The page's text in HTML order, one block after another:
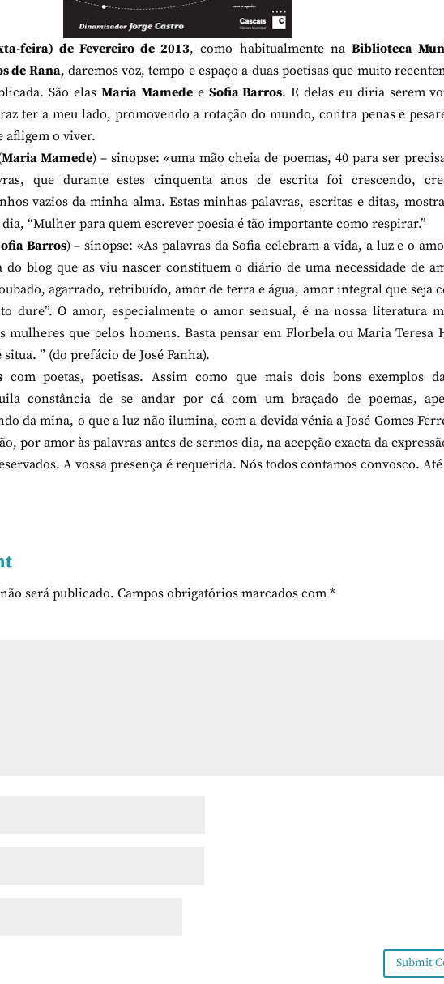
feira) de Fevereiro de 2013, como habitualmente na Biblioteca
de Rana, daremos voz, tempo e espaço a duas poetisas que muito
São elas Maria Mamedee Sofia Barros. E delas eu diria serem
ter a meu lado, promovendo a rotação do mundo, contra penas e
afligem o viver.
Maria Mamede) – sinopse: «uma mão cheia de poemas, 40 para ser
que durante estes cinquenta anos de escrita foi crescendo,
vazios da minha alma. Estas minhas palavras, escritas e ditas,
“Mulher para quem escrever poesia é tão importante como respirar.”
Barros) – sinopse: «As palavras da Sofia celebram a vida, a luz e o
blog que as viu nascer constituem o diário de uma necessidade de
agarrado, retribuído, amor de terra e água, amor integral que seja
dure”. O amor, especialmente o amor sensual, é na nossa literatura
mulheres que pelos homens. Basta pensar em Florbela ou Maria Teresa
” (do prefácio de José Fanha).
com poetas, poetisas. Assim como que mais dois bons exemplos
constância de se andar por cá com um braçado de poemas,
da mina, o que a luz não ilumina, com a devida vénia a José Gomes
por amor às palavras antes de sermos dia, na acepção exacta da
A vossa presença é requerida. Nós todos contamos convosco.
será publicado. Campos obrigatórios marcados com *